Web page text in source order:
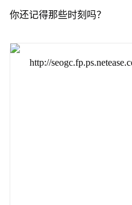
你还记得那些时刻吗？